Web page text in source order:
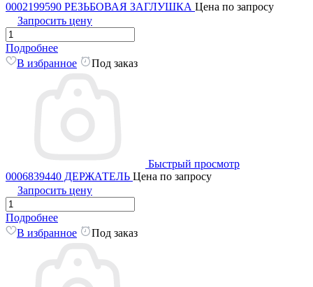
0002199590 РЕЗЬБОВАЯ ЗАГЛУШКА Цена по запросу
Запросить цену
Подробнее
В избранное
Под заказ
Быстрый просмотр
0006839440 ДЕРЖАТЕЛЬ Цена по запросу
Запросить цену
Подробнее
В избранное
Под заказ